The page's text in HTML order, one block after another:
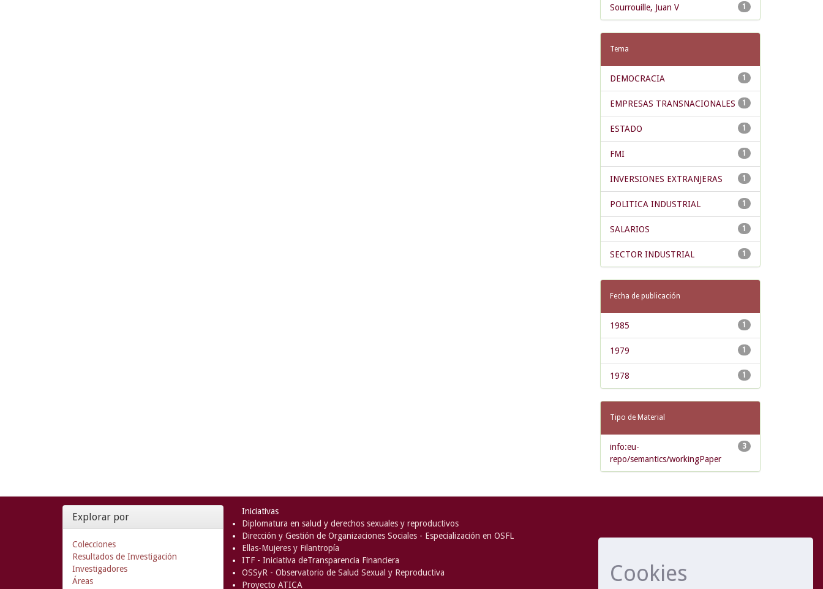
Cookies
1
Sourrouille, Juan V
Tema
1
DEMOCRACIA
1
EMPRESAS TRANSNACIONALES
1
ESTADO
1
FMI
1
INVERSIONES EXTRANJERAS
1
POLITICA INDUSTRIAL
1
SALARIOS
1
SECTOR INDUSTRIAL
Fecha de publicación
1
1985
1
1979
1
1978
Tipo de Material
3
info:eu-
repo/semantics/workingPaper
Explorar por
Colecciones
Resultados de Investigación
Investigadores
Áreas
Iniciativas
Diplomatura en salud y derechos sexuales y reproductivos
Dirección y Gestión de Organizaciones Sociales - Especialización en OSFL
Ellas-Mujeres y Filantropía
ITF - Iniciativa deTransparencia Financiera
OSSyR - Observatorio de Salud Sexual y Reproductiva
Proyecto ATICA